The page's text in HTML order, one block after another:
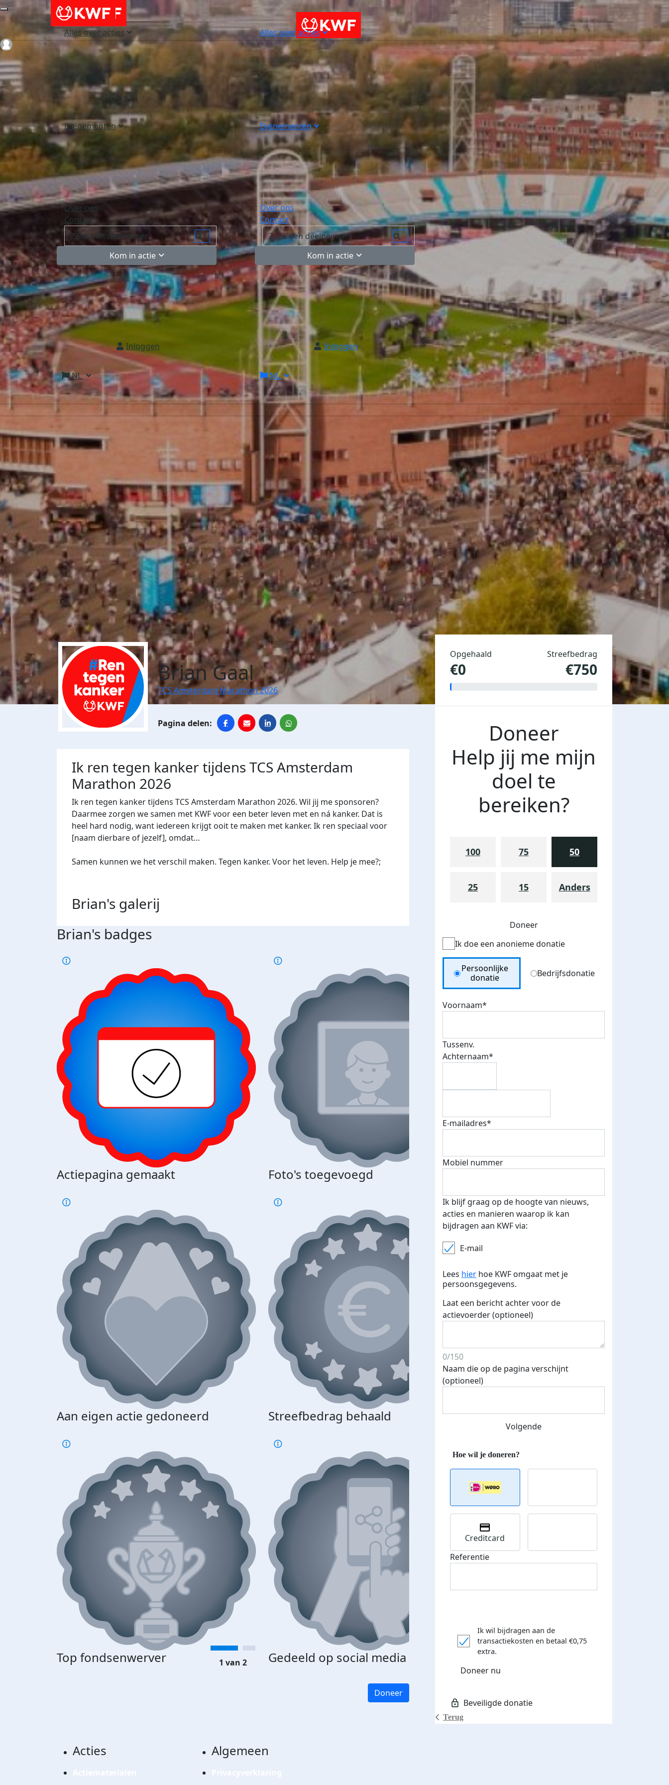
Alles over acties
Evenementen
Over ons
Contact
Kom in actie
Inloggen
NL
Alles over acties
Evenementen
Over ons
Contact
Kom in actie
Inloggen
NL
Login
Brian Gaal
TCS Amsterdam Marathon 2026
Ik ren tegen kanker tijdens TCS Amsterdam
Marathon 2026
Ik ren tegen kanker tijdens TCS Amsterdam Marathon 2026. Wil jij me sponsoren?
Daarmee zorgen we samen met KWF voor een beter leven met en ná kanker. Dat is
heel hard nodig, want iedereen krijgt ooit te maken met kanker. Ik ren speciaal voor
[naam dierbare of jezelf], omdat…
Samen kunnen we het verschil maken. Tegen kanker. Voor het leven. Help je mee?;
Brian's galerij
Brian's badges
Actiepagina gemaakt Foto's toegevoegd E-mails verstuurd
Aan eigen actie gedoneerd Streefbedrag behaald Streefbedrag verhoogd
Top fondsenwerver Gedeeld op social media Donateurs bedankt
€500 euro opgehaald: t-shirt
1 van 2
Doneer
Opgehaald
€0
Streefbedrag
€750
Doneer
Help jij me mijn
doel te
bereiken?
100 75 50
25 15 Anders
Doneer
Ik doe een anonieme donatie
Donation Type
Persoonlijke
donatie
Bedrijfsdonatie
Voornaam*
Tussenv.
Achternaam*
E-mailadres*
Mobiel nummer
Ik blijf graag op de hoogte van nieuws,
acties en manieren waarop ik kan
bijdragen aan KWF via:
E-mail
Lees hier hoe KWF omgaat met je
persoonsgegevens.
Laat een bericht achter voor de
actievoerder (optioneel)
0/150
Naam die op de pagina verschijnt
(optioneel)
Volgende
Terug
Creditcard
Referentie
Ik wil bijdragen aan de
transactiekosten en betaal €0,75
extra.
Doneer nu
Acties Algemeen